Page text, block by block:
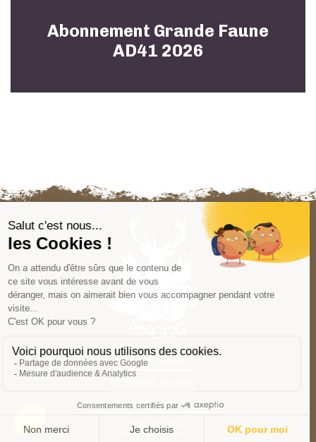
Abonnement Grande Faune
AD41 2026
Nous contacter
Mentions légales
Politique de confidentialité
Plan du site